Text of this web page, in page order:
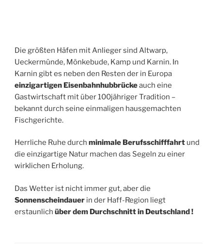
Die größten Häfen mit Anlieger sind Altwarp,
Ueckermünde, Mönkebude, Kamp und Karnin. In
Karnin gibt es neben den Resten der in Europa
einzigartigen Eisenbahnhubbrückeauch eine
Gastwirtschaft mit über 100jähriger Tradition –
bekannt durch seine einmaligen hausgemachten
Fischgerichte.
Herrliche Ruhe durch minimale Berufsschifffahrt und
die einzigartige Natur machen das Segeln zu einer
wirklichen Erholung.
Das Wetter ist nicht immer gut, aber die
Sonnenscheindauer in der Haff-Region liegt
erstaunlich über dem Durchschnitt in Deutschland !